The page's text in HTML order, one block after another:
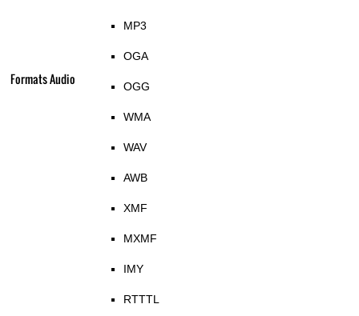
Formats Audio
MP3
OGA
OGG
WMA
WAV
AWB
XMF
MXMF
IMY
RTTTL